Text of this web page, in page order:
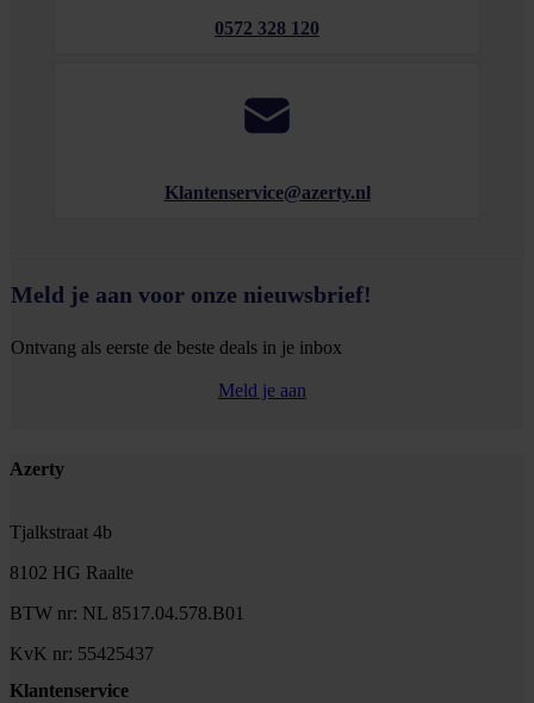
0572 328 120
Klantenservice@azerty.nl
Meld je aan voor onze nieuwsbrief!
Ontvang als eerste de beste deals in je inbox
Meld je aan
Footer
Azerty
Tjalkstraat 4b
8102 HG Raalte
BTW nr: NL 8517.04.578.B01
KvK nr: 55425437
Klantenservice